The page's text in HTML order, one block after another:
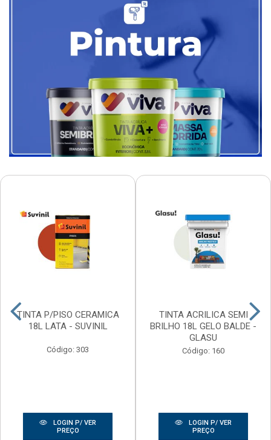
TINTA P/PISO CERAMICA
18L LATA - SUVINIL
Código: 303
LOGIN P/ VER
PREÇO
TINTA ACRILICA SEMI
BRILHO 18L GELO BALDE -
GLASU
Código: 160
LOGIN P/ VER
PREÇO